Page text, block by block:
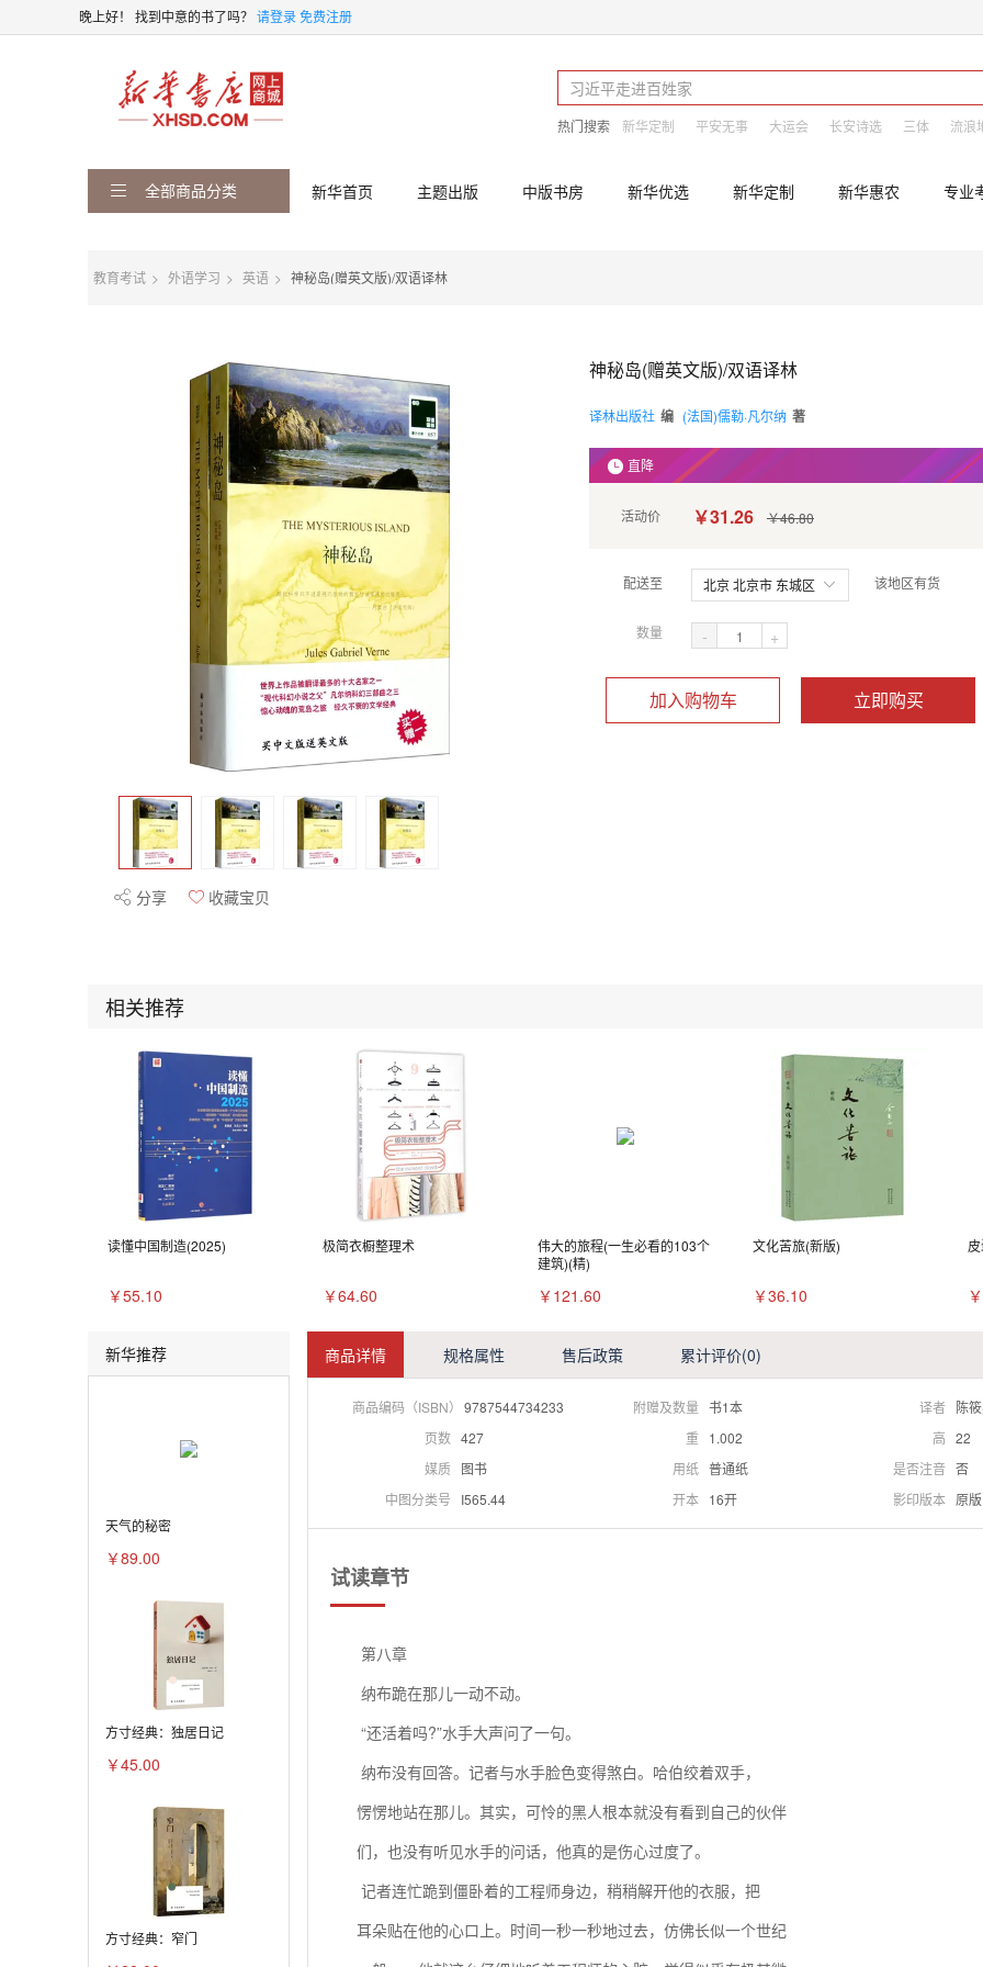
晚上好！ 找到中意的书了吗？ 请登录免费注册
热门搜索 新华定制 平安无事 大运会 长安诗选 三体 流浪
全部商品分类 新华首页 主题出版 中版书房 新华优选 新华定制 新华惠农 专业
教育考试 外语学习 英语 神秘岛(赠英文版)/双语译林
分享 收藏宝贝
神秘岛(赠英文版)/双语译林
译林出版社 编 (法国)儒勒·凡尔纳 著
直降
活动价 ￥31.26 ￥46.80
配送至 北京 北京市 东城区 该地区有货
数量 - +
加入购物车 立即购买
相关推荐
读懂中国制造(2025)
￥55.10
极简衣橱整理术
￥64.60
伟大的旅程(一生必看的103个
建筑)(精)
￥121.60
文化苦旅(新版)
￥36.10
新华推荐
天气的秘密
￥89.00
方寸经典：独居日记
￥45.00
方寸经典：窄门
商品详情 规格属性 售后政策 累计评价(0)
商品编码（ISBN） 9787544734233 附赠及数量 书1本 译者 陈
页数 427 重 1.002 高 22
媒质 图书 用纸 普通纸 是否注音 否
中图分类号
I565.44 开本 16开 影印版本 原版
试读章节
第八章
纳布跪在那儿一动不动。
“还活着吗?”水手大声问了一句。
纳布没有回答。记者与水手脸色变得煞白。哈伯绞着双手，
愣愣地站在那儿。其实，可怜的黑人根本就没有看到自己的伙伴
们，也没有听见水手的问话，他真的是伤心过度了。
记者连忙跪到僵卧着的工程师身边，稍稍解开他的衣服，把
耳朵贴在他的心口上。时间一秒一秒地过去，仿佛长似一个世纪